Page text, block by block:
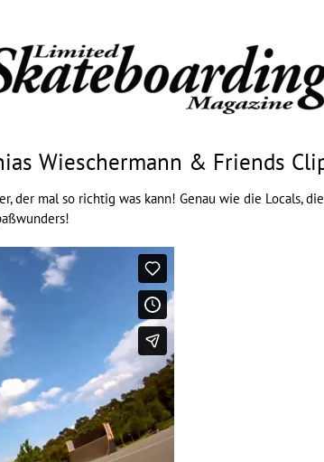
Wieschermann & Friends
der mal so richtig was kann! Genau wie die Locals,